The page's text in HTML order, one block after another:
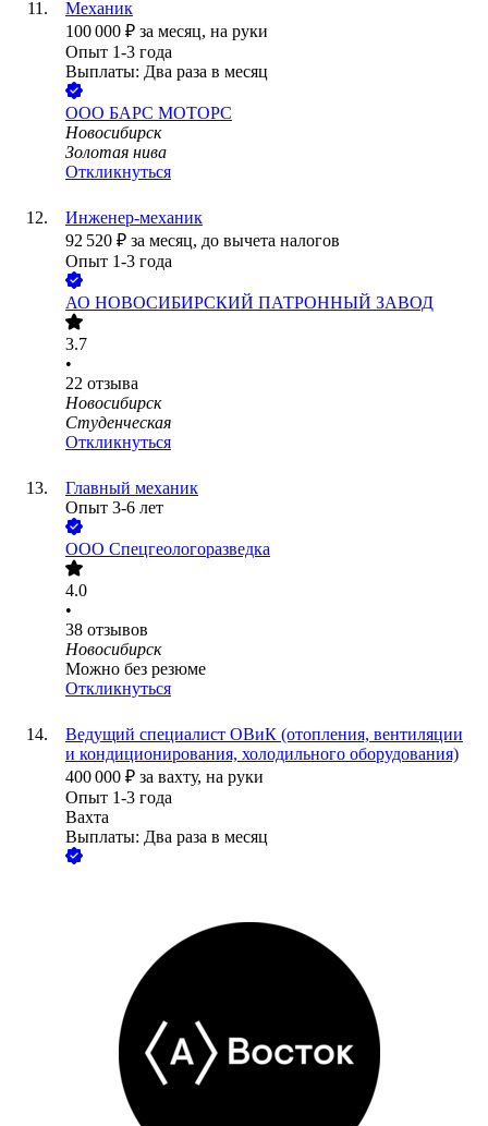
Механик
100 000 ₽ за месяц, на руки
Опыт 1-3 года
Выплаты: Два раза в месяц
ООО БАРС МОТОРС
Новосибирск
Золотая нива
Откликнуться
Инженер-механик
92 520 ₽ за месяц, до вычета налогов
Опыт 1-3 года
АО НОВОСИБИРСКИЙ ПАТРОННЫЙ ЗАВОД
3.7
•
22 отзыва
Новосибирск
Студенческая
Откликнуться
Главный механик
Опыт 3-6 лет
ООО Спецгеологоразведка
4.0
•
38 отзывов
Новосибирск
Можно без резюме
Откликнуться
Ведущий специалист ОВиК (отопления, вентиляции
и кондиционирования, холодильного оборудования)
400 000 ₽ за вахту, на руки
Опыт 1-3 года
Вахта
Выплаты: Два раза в месяц